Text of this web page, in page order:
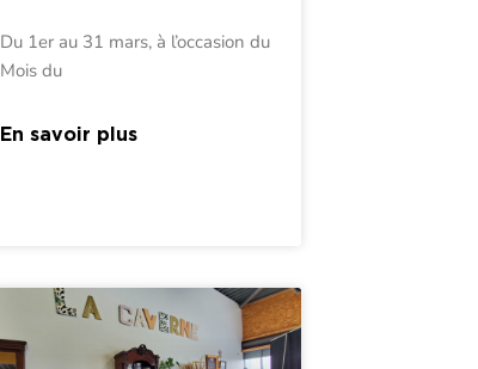
Du 1er au 31 mars, à l’occasion du
Mois du
En savoir plus